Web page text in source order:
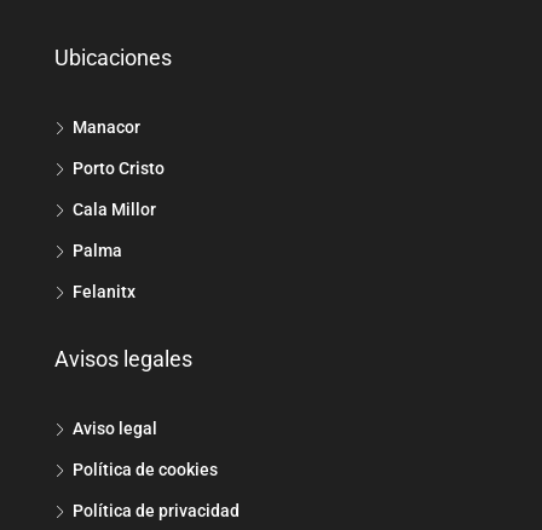
Ubicaciones
Manacor
Porto Cristo
Cala Millor
Palma
Felanitx
Avisos legales
Aviso legal
Política de cookies
Política de privacidad